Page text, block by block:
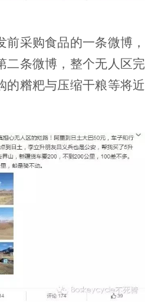
前采购食品的一条微博，
二条微博，整个无人区完
的糌粑与压缩干粮等将近